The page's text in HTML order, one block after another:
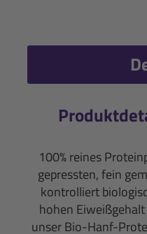
100% reines
gepressten, fein
kontrolliert
hohen
unser Bio-Hanf-